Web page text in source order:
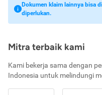
Dokumen klaim lainnya bisa
diperlukan.
Mitra terbaik kami
Kami bekerja sama dengan
Indonesia untuk melindungi